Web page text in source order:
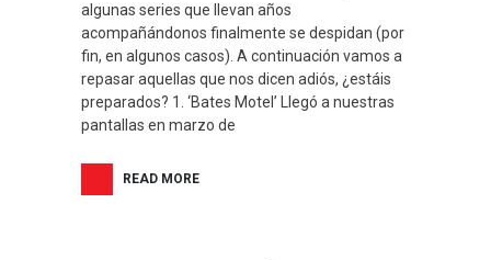
algunas series que llevan años
acompañándonos finalmente se despidan (por
fin, en algunos casos). A continuación vamos a
repasar aquellas que nos dicen adiós, ¿estáis
preparados? 1. ‘Bates Motel’ Llegó a nuestras
pantallas en marzo de
READ MORE